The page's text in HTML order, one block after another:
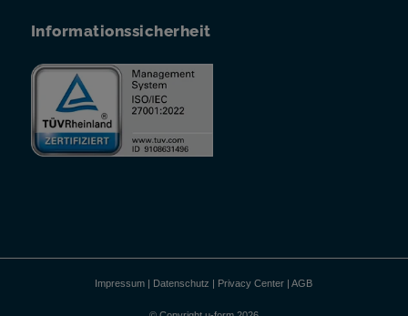
Informationssicherheit
Impressum | Datenschutz | Privacy Center |AGB